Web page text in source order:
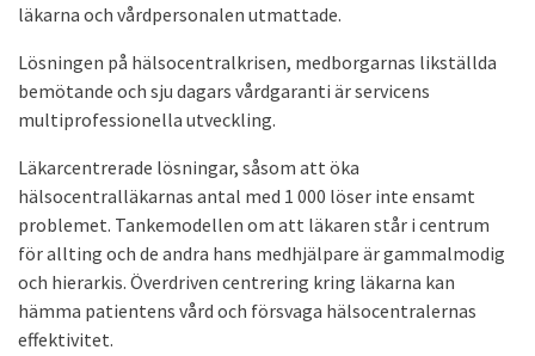
läkarna och vårdpersonalen utmattade.
Lösningen på hälsocentralkrisen, medborgarnas likställda
bemötande och sju dagars vårdgaranti är servicens
multiprofessionella utveckling.
Läkarcentrerade lösningar, såsom att öka
hälsocentralläkarnas antal med 1 000 löser inte ensamt
problemet. Tankemodellen om att läkaren står i centrum
för allting och de andra hans medhjälpare är gammalmodig
och hierarkis. Överdriven centrering kring läkarna kan
hämma patientens vård och försvaga hälsocentralernas
effektivitet.